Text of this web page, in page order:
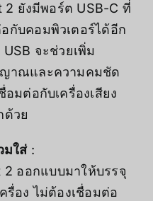
ยังมีพอร์ต USB-C ที่
กับคอมพิวเตอร์ได้อีก
จะช่วยเพิ่ม
าณและความคมชัด
มต่อกับเครื่องเสียง
ด้วย
มใส่:
กแบบมาให้บรรจุ
รื่อง ไม่ต้องเชื่อมต่อ